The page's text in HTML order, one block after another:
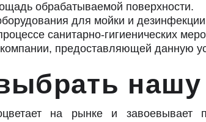
обрабатываемой поверхности.
для мойки и
санитарно-гигиенических
предоставляющей данную
выбрать
на рынке и завоевывает